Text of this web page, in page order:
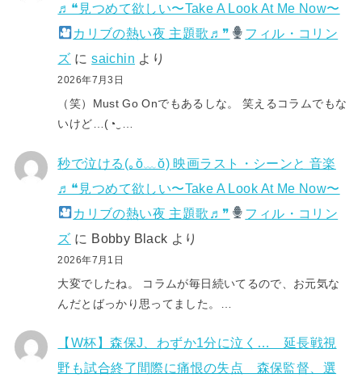
♬❝見つめて欲しい〜Take A Look At Me Now〜
カリブの熱い夜 主題歌♬❞
フィル・コリン
ズ にsaichin より
2026年7月3日
（笑）Must Go Onでもあるしな。 笑えるコラムでもな
いけど…(⁠◔⁠‿⁠…
秒で泣ける(⁠｡⁠ŏ⁠﹏⁠ŏ⁠) 映画ラスト・シーンと 音楽
♬❝見つめて欲しい〜Take A Look At Me Now〜
カリブの熱い夜 主題歌♬❞
フィル・コリン
ズ に Bobby Black より
2026年7月1日
大変でしたね。 コラムが毎日続いてるので、お元気な
んだとばっかり思ってました。…
【W杯】森保J、わずか1分に泣く… 延長戦視
野も試合終了間際に痛恨の失点 森保監督、選